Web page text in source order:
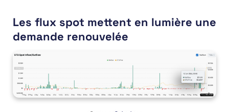
Les flux spot mettent en lumière une
demande renouvelée